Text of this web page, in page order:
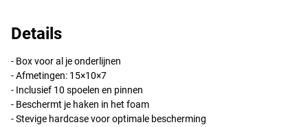
Details
- Box voor al je onderlijnen
- Afmetingen: 15×10×7
- Inclusief 10 spoelen en pinnen
- Beschermt je haken in het foam
- Stevige hardcase voor optimale bescherming